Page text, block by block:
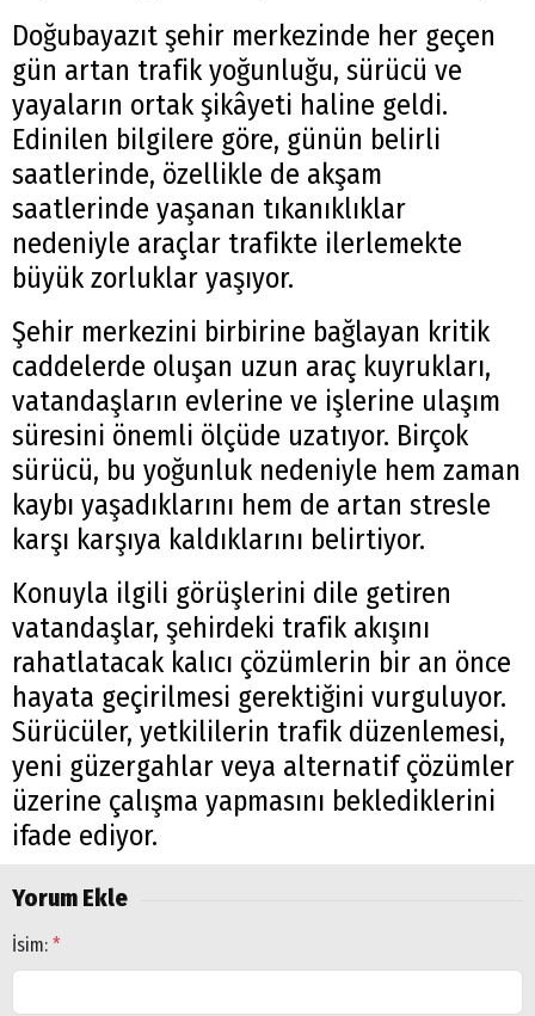
Doğubayazıt şehir merkezinde her geçen
gün artan trafik yoğunluğu, sürücü ve
yayaların ortak şikâyeti haline geldi.
Edinilen bilgilere göre, günün belirli
saatlerinde, özellikle de akşam
saatlerinde yaşanan tıkanıklıklar
nedeniyle araçlar trafikte ilerlemekte
büyük zorluklar yaşıyor.
Şehir merkezini birbirine bağlayan kritik
caddelerde oluşan uzun araç kuyrukları,
vatandaşların evlerine ve işlerine ulaşım
süresini önemli ölçüde uzatıyor. Birçok
sürücü, bu yoğunluk nedeniyle hem zaman
kaybı yaşadıklarını hem de artan stresle
karşı karşıya kaldıklarını belirtiyor.
Konuyla ilgili görüşlerini dile getiren
vatandaşlar, şehirdeki trafik akışını
rahatlatacak kalıcı çözümlerin bir an önce
hayata geçirilmesi gerektiğini vurguluyor.
Sürücüler, yetkililerin trafik düzenlemesi,
yeni güzergahlar veya alternatif çözümler
üzerine çalışma yapmasını beklediklerini
ifade ediyor.
Yorum Ekle
İsim: *